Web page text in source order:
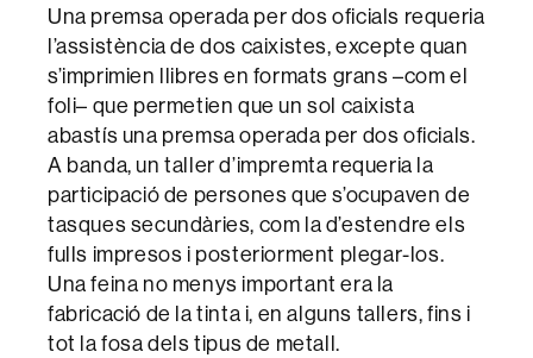
Una premsa operada per dos oficials requeria
l’assistència de dos caixistes, excepte quan
s’imprimien llibres en formats grans –com el
foli– que permetien que un sol caixista
abastís una premsa operada per dos oficials.
A banda, un taller d’impremta requeria la
participació de persones que s’ocupaven de
tasques secundàries, com la d’estendre els
fulls impresos i posteriorment plegar-los.
Una feina no menys important era la
fabricació de la tinta i, en alguns tallers, fins i
tot la fosa dels tipus de metall.